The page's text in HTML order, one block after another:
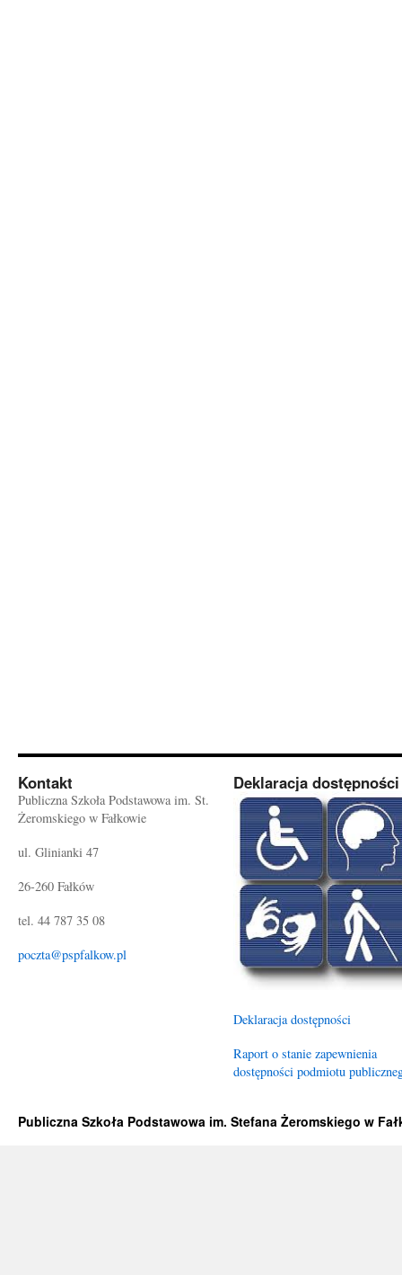
Kontakt
Publiczna Szkoła Podstawowa im. St.
Żeromskiego w Fałkowie
ul. Glinianki 47
26-260 Fałków
tel. 44 787 35 08
poczta@pspfalkow.pl
Deklaracja dostępności
Deklaracja dostępności
Raport o stanie zapewnienia
dostępności podmiotu
Publiczna Szkoła Podstawowa im. Stefana Żeromskiego w